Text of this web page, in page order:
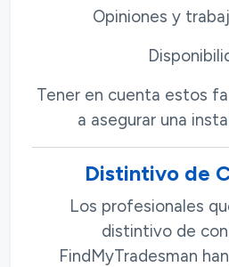
Opiniones y
Tener en cuenta estos
a asegurar una
Distintivo de
Los profesionales
distintivo de
FindMyTradesman